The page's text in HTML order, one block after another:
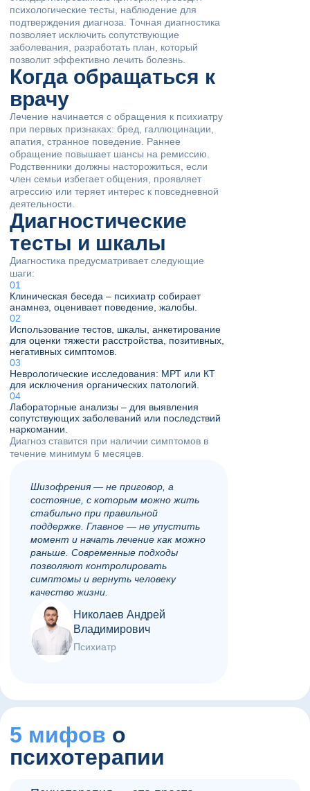
психологические тесты, наблюдение для
подтверждения диагноза. Точная диагностика
позволяет исключить сопутствующие
заболевания, разработать план, который
позволит эффективно лечить болезнь.
Когда обращаться к
врачу
Лечение начинается с обращения к психиатру
при первых признаках: бред, галлюцинации,
апатия, странное поведение. Раннее
обращение повышает шансы на ремиссию.
Родственники должны насторожиться, если
член семьи избегает общения, проявляет
агрессию или теряет интерес к повседневной
деятельности.
Диагностические
тесты и шкалы
Диагностика предусматривает следующие
шаги:
Клиническая беседа – психиатр собирает
анамнез, оценивает поведение, жалобы.
Использование тестов, шкалы, анкетирование
для оценки тяжести расстройства, позитивных,
негативных симптомов.
Неврологические исследования: МРТ или КТ
для исключения органических патологий.
Лабораторные анализы – для выявления
сопутствующих заболеваний или последствий
наркомании.
Диагноз ставится при наличии симптомов в
течение минимум 6 месяцев.
Шизофрения — не приговор, а
состояние, с которым можно жить
стабильно при правильной
поддержке. Главное — не упустить
момент и начать лечение как можно
раньше. Современные подходы
позволяют контролировать
симптомы и вернуть человеку
качество жизни.
Николаев Андрей
Владимирович
Психиатр
5 мифов о
психотерапии